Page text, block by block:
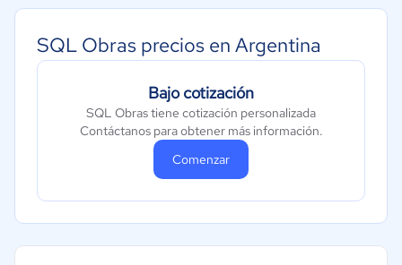
SQL Obras precios en Argentina
Bajo cotización
SQL Obras tiene cotización personalizada
Contáctanos para obtener más información.
Comenzar